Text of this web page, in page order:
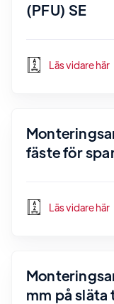
(PFU) SE
Läs vidare här
fäste för
Läs vidare här
mm på släta